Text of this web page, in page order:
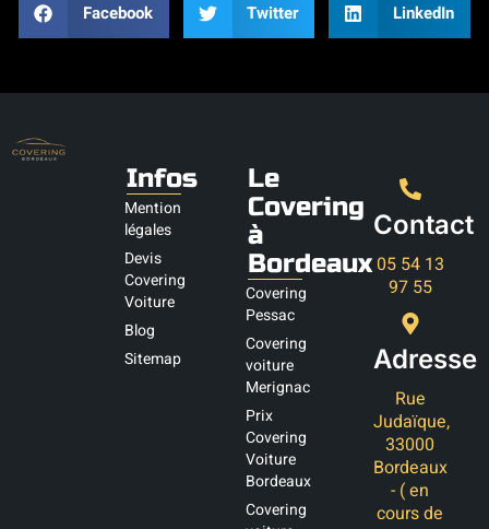
Facebook Twitter LinkedIn
Infos
Mention
légales
Devis
Covering
Voiture
Blog
Sitemap
Le
Covering
à
Bordeaux
Covering
Pessac
Covering
voiture
Merignac
Prix
Covering
Voiture
Bordeaux
Covering
Contact
05 54 13
97 55
Adresse
Rue
Judaïque,
33000
Bordeaux
- ( en
cours de